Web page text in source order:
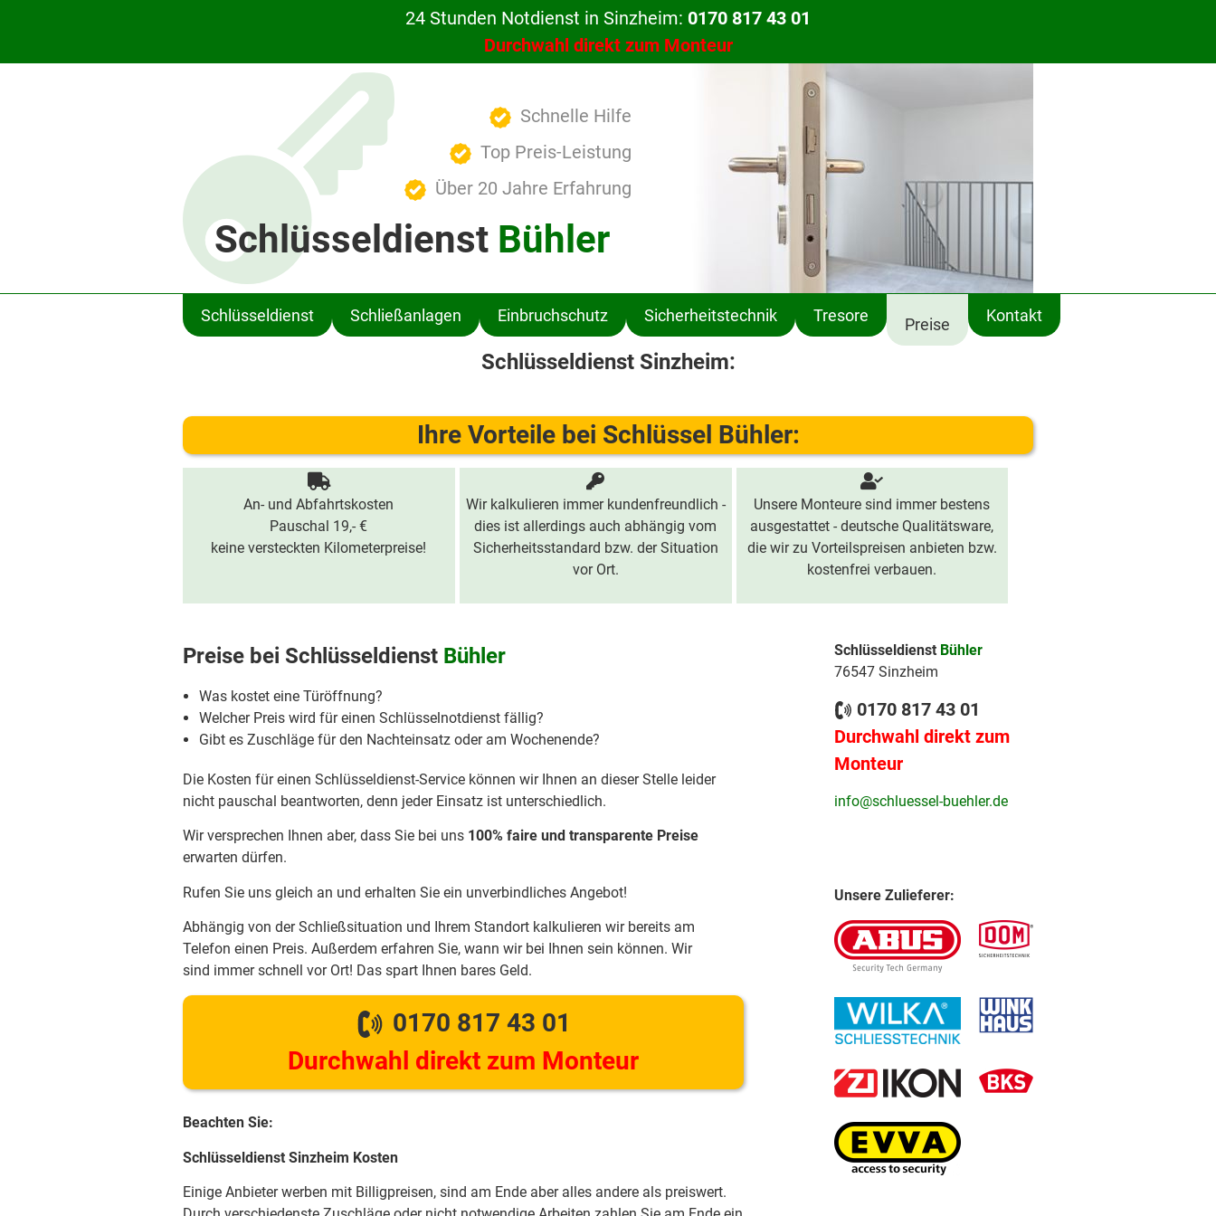
24 Stunden Notdienst in Sinzheim: 0170 817 43 01
Durchwahl direkt zum Monteur
Schnelle Hilfe
Top Preis-Leistung
Über 20 Jahre Erfahrung
Schlüsseldienst Bühler
Schlüsseldienst Schließanlagen Einbruchschutz Sicherheitstechnik Tresore Preise Kontakt
Schlüsseldienst Sinzheim:
Ihre Vorteile bei Schlüssel Bühler:
An- und Abfahrtskosten
Pauschal 19,- €
keine versteckten Kilometerpreise!
Wir kalkulieren immer kundenfreundlich -
dies ist allerdings auch abhängig vom
Sicherheitsstandard bzw. der Situation
vor Ort.
Unsere Monteure sind immer bestens
ausgestattet - deutsche Qualitätsware,
die wir zu Vorteilspreisen anbieten bzw.
kostenfrei verbauen.
Preise bei Schlüsseldienst Bühler
Was kostet eine Türöffnung?
Welcher Preis wird für einen Schlüsselnotdienst fällig?
Gibt es Zuschläge für den Nachteinsatz oder am Wochenende?
Die Kosten für einen Schlüsseldienst-Service können wir Ihnen an dieser Stelle leider
nicht pauschal beantworten, denn jeder Einsatz ist unterschiedlich.
Wir versprechen Ihnen aber, dass Sie bei uns 100% faire und transparente Preise
erwarten dürfen.
Rufen Sie uns gleich an und erhalten Sie ein unverbindliches Angebot!
Abhängig von der Schließsituation und Ihrem Standort kalkulieren wir bereits am
Telefon einen Preis. Außerdem erfahren Sie, wann wir bei Ihnen sein können. Wir
sind immer schnell vor Ort! Das spart Ihnen bares Geld.
0170 817 43 01
Durchwahl direkt zum Monteur
Beachten Sie:
Schlüsseldienst Sinzheim Kosten
Einige Anbieter werben mit Billigpreisen, sind am Ende aber alles andere als preiswert.
Schlüsseldienst Bühler
76547 Sinzheim
0170 817 43 01
Durchwahl direkt zum
Monteur
info@schluessel-buehler.de
Unsere Zulieferer: